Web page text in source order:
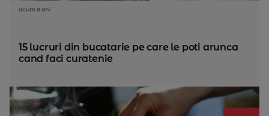
acum 8 ani
15 lucruri din bucatarie pe care le poti arunca
cand faci curatenie